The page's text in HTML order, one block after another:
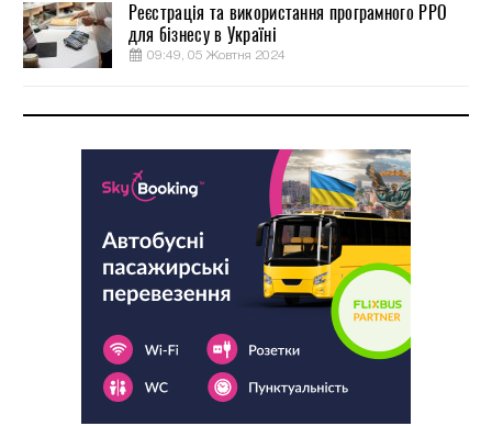
Реєстрація та використання програмного РРО
для бізнесу в Україні
09:49, 05 Жовтня 2024